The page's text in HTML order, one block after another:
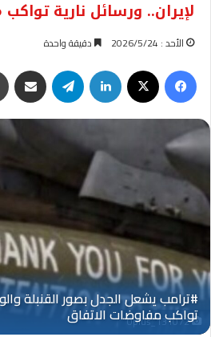
لإيران.. ورسائل نارية
الأحد : 2026/5/24 دقيقة واحدة
فيسبوك لينكدإن تيلقرام
Oplus_131072